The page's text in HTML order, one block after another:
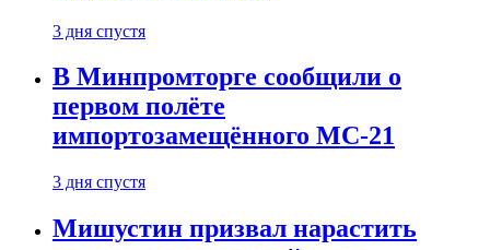
3 дня спустя
В Минпромторге сообщили о
первом полёте
импортозамещённого МС-21
3 дня спустя
Мишустин призвал нарастить